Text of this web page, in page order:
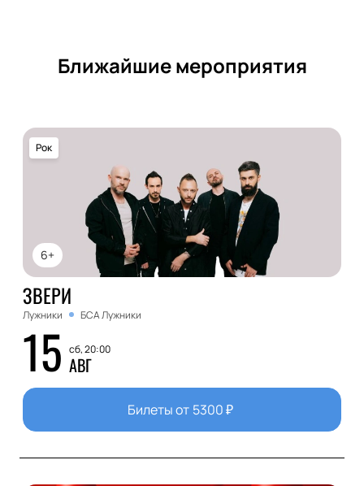
Ближайшие мероприятия
6+
Рок
ЗВЕРИ
Лужники БСА Лужники
15 сб, 20:00
АВГ
Билеты от 5300₽